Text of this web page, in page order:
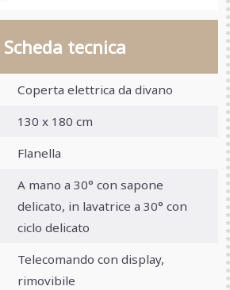
Scheda tecnica
Coperta elettrica da divano
130 x 180 cm
Flanella
A mano a 30° con sapone
delicato, in lavatrice a 30° con
ciclo delicato
Telecomando con display,
rimovibile